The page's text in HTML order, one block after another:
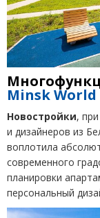
Minsk World
Новостройки,
и дизайнеров из
воплотила
современного
планировки
персональный